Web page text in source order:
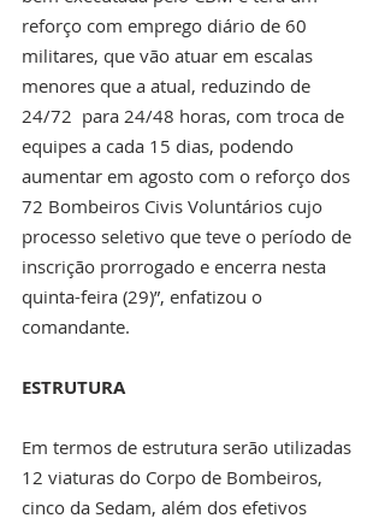
reforço com emprego diário de 60
militares, que vão atuar em escalas
menores que a atual, reduzindo de
24/72  para 24/48 horas, com troca de
equipes a cada 15 dias, podendo
aumentar em agosto com o reforço dos
72 Bombeiros Civis Voluntários cujo
processo seletivo que teve o período de
inscrição prorrogado e encerra nesta
quinta-feira (29)”, enfatizou o
comandante.
ESTRUTURA
Em termos de estrutura serão utilizadas
12 viaturas do Corpo de Bombeiros,
cinco da Sedam, além dos efetivos